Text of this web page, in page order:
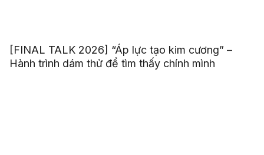
[FINAL TALK 2026] “Áp lực tạo kim cương” –
Hành trình dám thử để tìm thấy chính mình